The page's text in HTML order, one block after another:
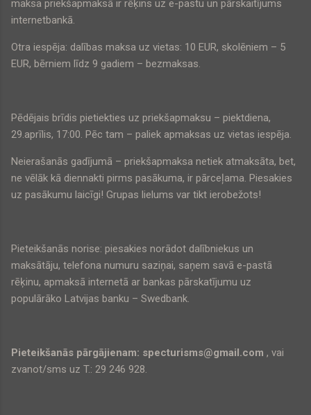
maksa priekšapmaksā ir rēķins uz e-pastu un pārskaitījums
internetbankā.
Otra iespēja: dalības maksa uz vietas: 10 EUR, skolēniem – 5
EUR, bērniem līdz 9 gadiem – bezmaksas.
Pēdējais brīdis pietiekties uz priekšapmaksu – piektdiena,
29.aprīlis, 17:00. Pēc tam – paliek apmaksas uz vietas iespēja.
Neierašanās gadījumā – priekšapmaksa netiek atmaksāta, bet,
ne vēlāk kā diennakti pirms pasākuma, ir pārceļama. Piesakies
uz pasākumu laicīgi! Grupas lielums var tikt ierobežots!
Pieteikšanās norise: piesakies norādot dalībniekus un
maksātāju, telefona numuru saziņai, saņem savā e-pastā
rēķinu, apmaksā internetā ar bankas pārskatījumu uz
populārāko Latvijas banku – Swedbank.
Pieteikšanās pārgājienam: specturisms@gmail.com , vai
zvanot/sms uz T.: 29 246 928.